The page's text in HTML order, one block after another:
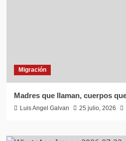
Migración
Madres que llaman, cuerpos
Luis Angel Galvan 25 julio, 2026